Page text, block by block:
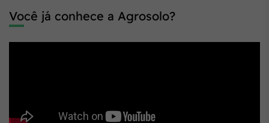
Você já conhece a Agrosolo?